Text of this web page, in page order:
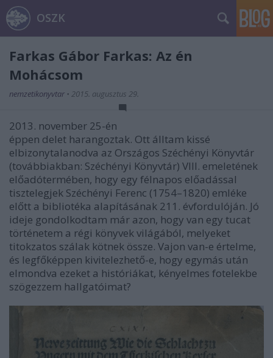
OSZK
Farkas Gábor Farkas: Az én
Mohácsom
nemzetikonyvtar • 2015. augusztus 29.
2013. november 25-én
éppen delet harangoztak. Ott álltam kissé
elbizonytalanodva az Országos Széchényi Könyvtár
(továbbiakban: Széchényi Könyvtár) VIII. emeletének
előadótermében, hogy egy félnapos előadással
tisztelegjek Széchényi Ferenc (1754–1820) emléke
előtt a bibliotéka alapításának 211. évfordulóján. Jó
ideje gondolkodtam már azon, hogy van egy tucat
történetem a régi könyvek világából, melyeket
titokzatos szálak kötnek össze. Vajon van-e értelme,
és legfőképpen kivitelezhető-e, hogy egymás után
elmondva ezeket a históriákat, kényelmes fotelekbe
szögezzem hallgatóimat?